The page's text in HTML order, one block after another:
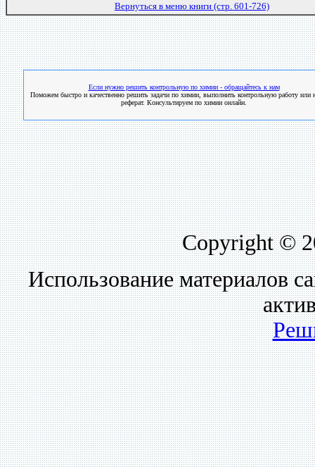
Вернуться в меню книги (стр. 601-726)
Если нужно решить контрольную по химии - обращайтесь к нам
Поможем быстро и качественно решить задачи по химии, выполнить контрольную работу или
реферат. Консультируем по химии онлайн.
Copyright ©
Использование материалов